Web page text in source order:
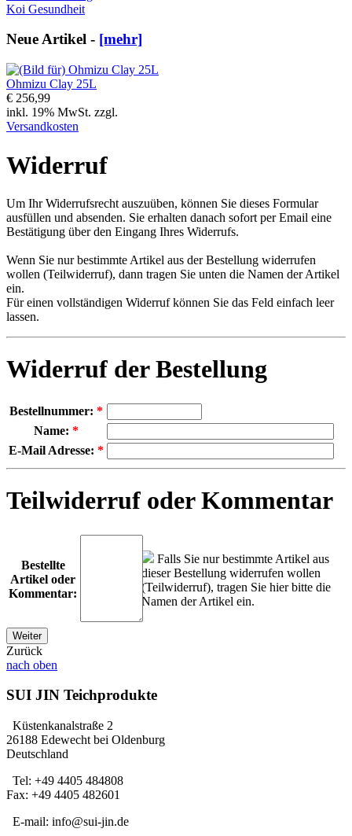
Koi Gesundheit
Neue Artikel - [mehr]
Ohmizu Clay 25L
€ 256,99
inkl. 19% MwSt. zzgl.
Versandkosten
Widerruf
Um Ihr Widerrufsrecht auszuüben, können Sie dieses Formular
ausfüllen und absenden. Sie erhalten danach sofort per Email eine
Bestätigung über den Eingang Ihres Widerrufs.
Wenn Sie nur bestimmte Artikel aus der Bestellung widerrufen
wollen (Teilwiderruf), dann tragen Sie unten die Namen der Artikel
ein.
Für einen vollständigen Widerruf können Sie das Feld einfach leer
lassen.
Widerruf der Bestellung
Bestellnummer: *
Name: *
E-Mail Adresse: *
Teilwiderruf oder Kommentar
Bestellte
Artikel oder
Kommentar:
Falls Sie nur bestimmte Artikel aus
dieser Bestellung widerrufen wollen
(Teilwiderruf), tragen Sie hier bitte die
Namen der Artikel ein.
Zurück
nach oben
SUI JIN Teichprodukte
Küstenkanalstraße 2
26188 Edewecht bei Oldenburg
Deutschland
Tel: +49 4405 484808
Fax: +49 4405 482601
E-mail: info@sui-jin.de